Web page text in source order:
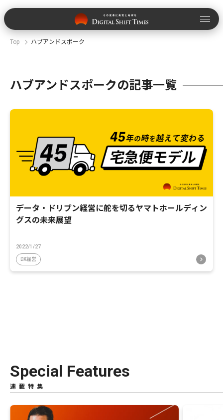
Top ハブアンドスポーク
ハブアンドスポークの記事一覧
データ・ドリブン経営に舵を切るヤマトホールディン
グスの未来展望
2022/1/27
DX経営
Special Features
連載特集